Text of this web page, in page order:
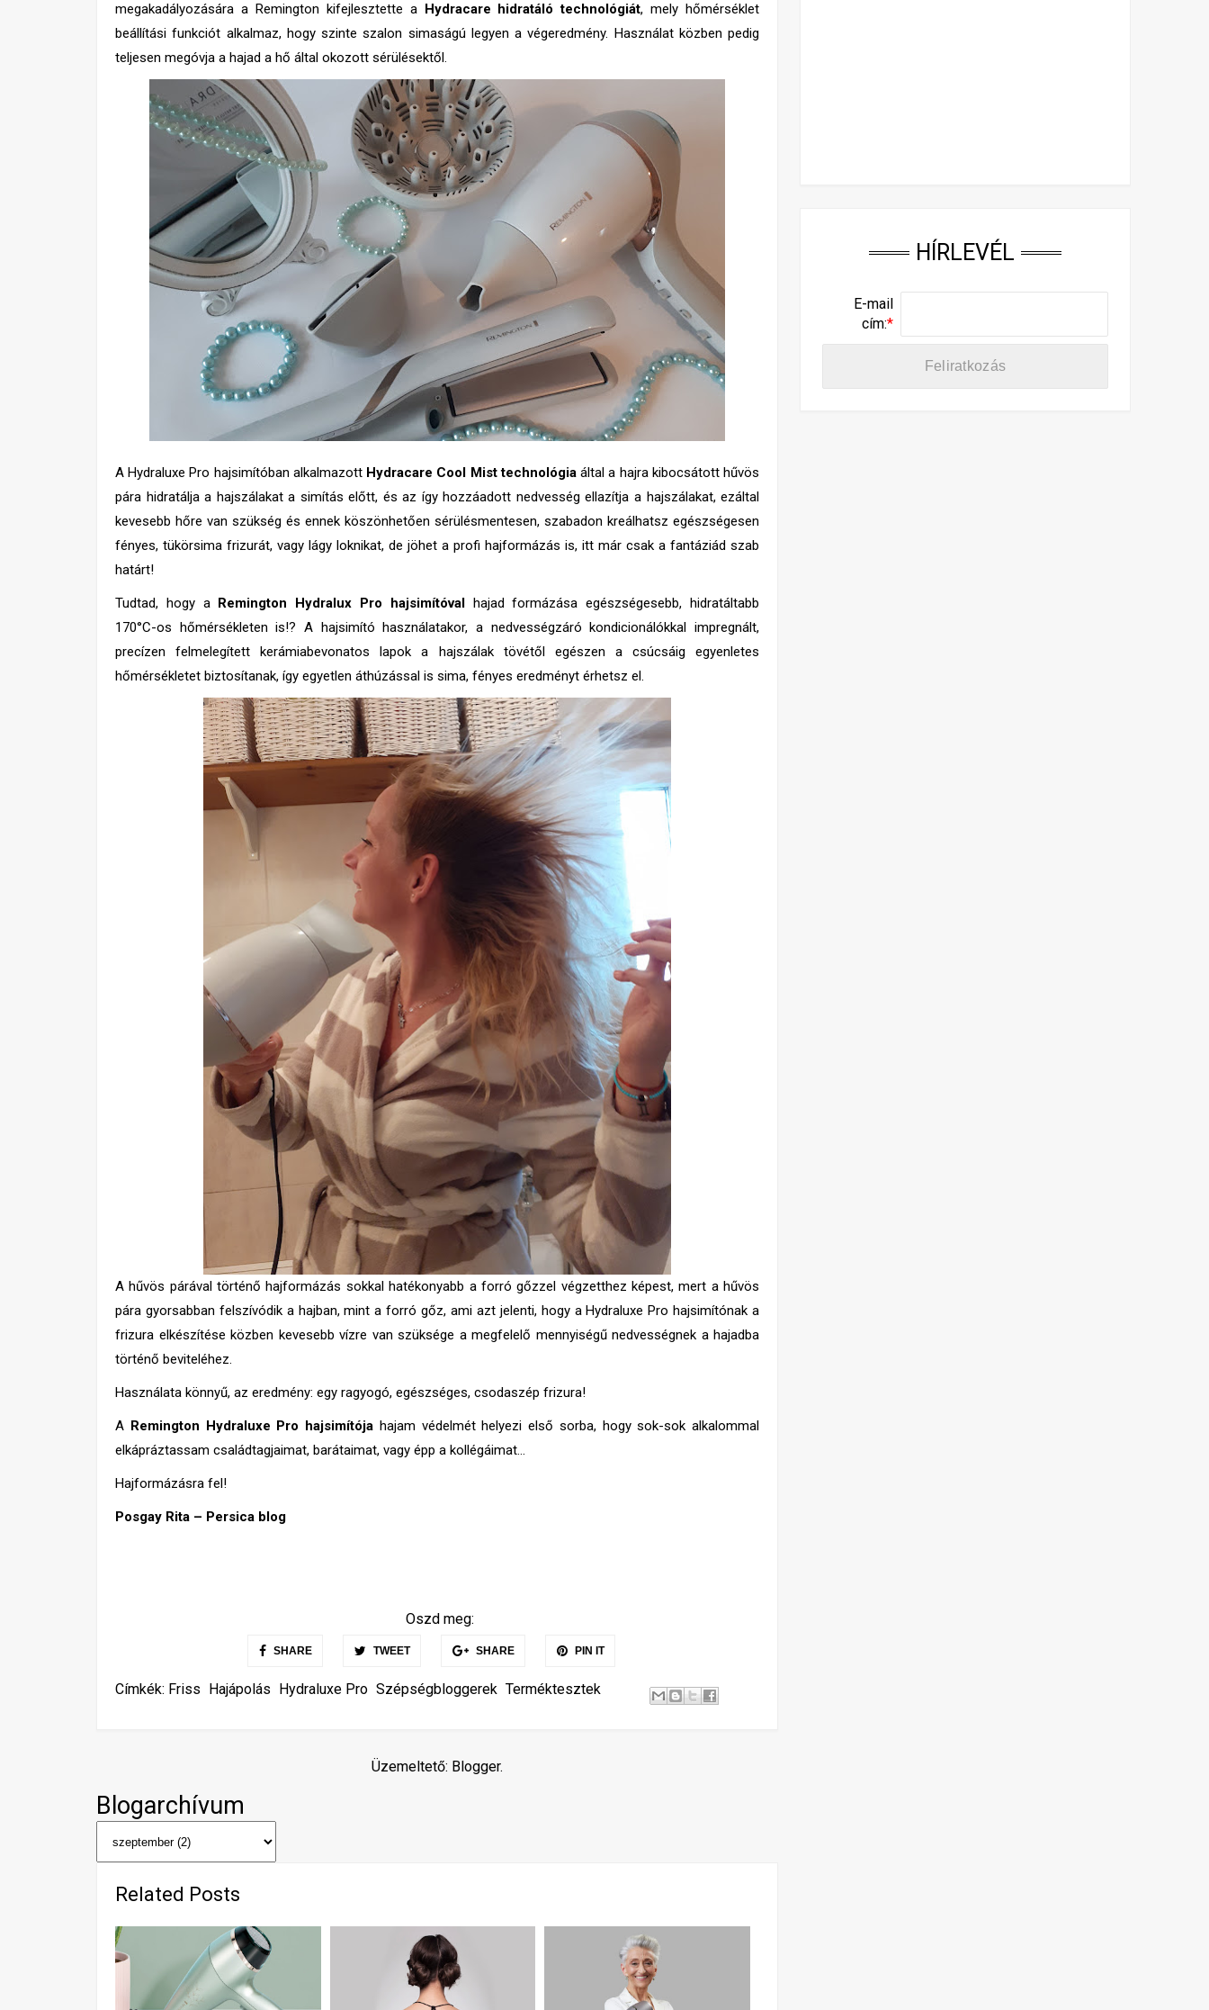
megakadályozására a Remington kifejlesztette a Hydracare hidratáló technológiát, mely hőmérséklet
beállítási funkciót alkalmaz, hogy szinte szalon simaságú legyen a végeredmény. Használat közben pedig
teljesen megóvja a hajad a hő által okozott sérülésektől.
A Hydraluxe Pro hajsimítóban alkalmazott Hydracare Cool Mist technológiaáltal a hajra kibocsátott hűvös
pára hidratálja a hajszálakat a simítás előtt, és az így hozzáadott nedvesség ellazítja a hajszálakat, ezáltal
kevesebb hőre van szükség és ennek köszönhetően sérülésmentesen, szabadon kreálhatsz egészségesen
fényes, tükörsima frizurát, vagy lágy loknikat, de jöhet a profi hajformázás is, itt már csak a fantáziád szab
határt!
Tudtad, hogy a Remington Hydralux Pro hajsimítóval hajad formázása egészségesebb, hidratáltabb
170°C-os hőmérsékleten is!? A hajsimító használatakor, a nedvességzáró kondicionálókkal impregnált,
precízen felmelegített kerámiabevonatos lapok a hajszálak tövétől egészen a csúcsáig egyenletes
hőmérsékletet biztosítanak, így egyetlen áthúzással is sima, fényes eredményt érhetsz el.
A hűvös párával történő hajformázás sokkal hatékonyabb a forró gőzzel végzetthez képest, mert a hűvös
pára gyorsabban felszívódik a hajban, mint a forró gőz, ami azt jelenti, hogy a Hydraluxe Pro hajsimítónak a
frizura elkészítése közben kevesebb vízre van szüksége a megfelelő mennyiségű nedvességnek a hajadba
történő beviteléhez.
Használata könnyű, az eredmény: egy ragyogó, egészséges, csodaszép frizura!
A Remington Hydraluxe Pro hajsimítója hajam védelmét helyezi első sorba, hogy sok-sok alkalommal
elkápráztassam családtagjaimat, barátaimat, vagy épp a kollégáimat…
Hajformázásra fel!
Posgay Rita – Persica blog
Oszd meg:
SHARE TWEET SHARE PIN IT
Címkék: Friss Hajápolás Hydraluxe Pro Szépségbloggerek Terméktesztek
Üzemeltető: Blogger.
Blogarchívum
Related Posts
HÍRLEVÉL
E-mail
cím:*